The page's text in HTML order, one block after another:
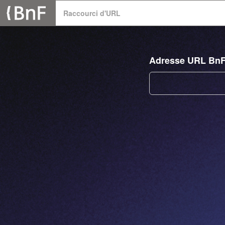
Panneau de gestion des cookies
Raccourci d'URL
Adresse URL